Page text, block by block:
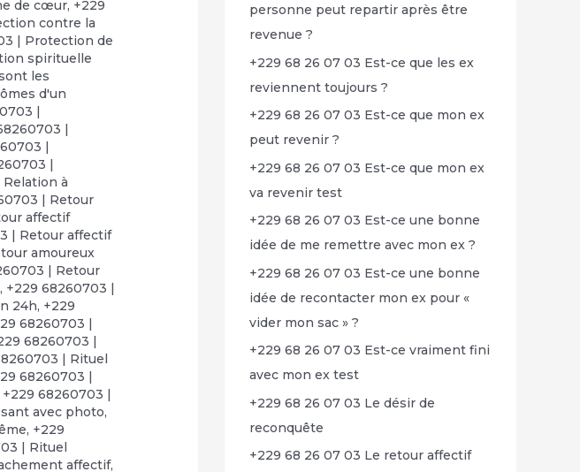
de cœur, +229
contre la
| Protection de
spirituelle
les
d'un
|
|
|
|
à
| Retour
affectif
| Retour affectif
amoureux
| Retour
, +229 68260703 |
24h, +229
68260703 |
68260703 |
| Rituel
68260703 |
+229 68260703 |
avec photo,
, +229
| Rituel
affectif,
personne peut repartir après être
revenue ?
+229 68 26 07 03 Est-ce que les ex
reviennent toujours ?
+229 68 26 07 03 Est-ce que mon ex
peut revenir ?
+229 68 26 07 03 Est-ce que mon ex
va revenir test
+229 68 26 07 03 Est-ce une bonne
idée de me remettre avec mon ex ?
+229 68 26 07 03 Est-ce une bonne
idée de recontacter mon ex pour «
vider mon sac » ?
+229 68 26 07 03 Est-ce vraiment fini
avec mon ex test
+229 68 26 07 03 Le désir de
reconquête
+229 68 26 07 03 Le retour affectif